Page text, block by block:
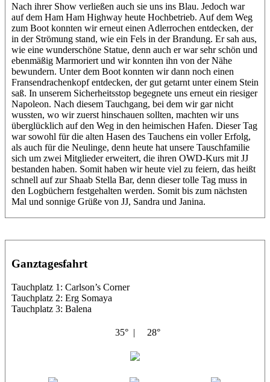
Nach ihrer Show verließen auch sie uns ins Blau. Jedoch war
auf dem Ham Ham Highway heute Hochbetrieb. Auf dem Weg
zum Boot konnten wir erneut einen Adlerrochen entdecken, der
in der Strömung stand, wie ein Fels in der Brandung. Er sah aus,
wie eine wunderschöne Statue, denn auch er war sehr schön und
ebenmäßig Marmoriert und wir konnten ihn von der Nähe
bewundern. Unter dem Boot konnten wir dann noch einen
Fransendrachenkopf entdecken, der gut getarnt unter einem Stein
saß. In unserem Sicherheitsstop begegnete uns erneut ein riesiger
Napoleon. Nach diesem Tauchgang, bei dem wir gar nicht
wussten, wo wir zuerst hinschauen sollten, machten wir uns
überglücklich auf den Weg in den heimischen Hafen. Dieser Tag
war sowohl für die alten Hasen des Tauchens ein voller Erfolg,
als auch für die Neulinge, denn heute hat unsere Tauschfamilie
sich um zwei Mitglieder erweitert, die ihren OWD-Kurs mit JJ
bestanden haben. Somit haben wir heute viel zu feiern, das heißt
schnell auf zur Shaab Stella Bar, denn dieser tolle Tag muss in
den Logbüchern festgehalten werden. Somit bis zum nächsten
Mal und sonnige Grüße von JJ, Sandra und Janina.
Ganztagesfahrt
Tauchplatz 1: Carlson’s Corner
Tauchplatz 2: Erg Somaya
Tauchplatz 3: Balena
35° | 28°